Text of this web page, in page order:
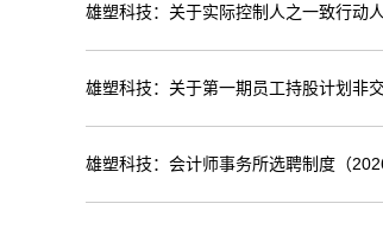
雄塑科技：关于实际控制人之一致行动
雄塑科技：关于第一期员工持股计划非
雄塑科技：会计师事务所选聘制度（